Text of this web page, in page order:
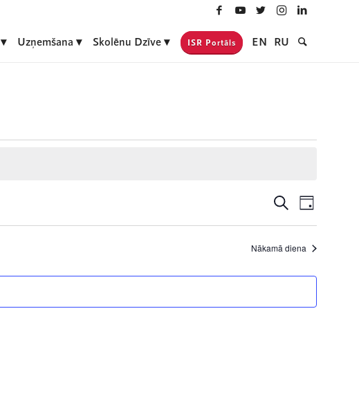
Uzņemšana Skolēnu Dzīve ISR Portāls EN RU
Notikumi
Search
and
MeklētEvent
Views
Day
Nākamā diena